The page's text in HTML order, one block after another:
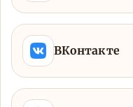
ВКонтакте